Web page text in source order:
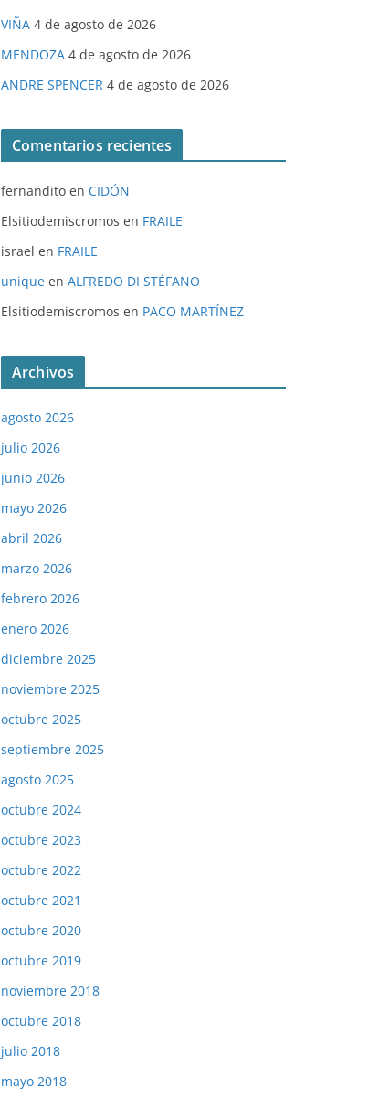
VIÑA 4 de agosto de 2026
MENDOZA 4 de agosto de 2026
ANDRE SPENCER 4 de agosto de 2026
Comentarios recientes
fernandito en CIDÓN
Elsitiodemiscromos en FRAILE
israel en FRAILE
unique en ALFREDO DI STÉFANO
Elsitiodemiscromos en PACO MARTÍNEZ
Archivos
agosto 2026
julio 2026
junio 2026
mayo 2026
abril 2026
marzo 2026
febrero 2026
enero 2026
diciembre 2025
noviembre 2025
octubre 2025
septiembre 2025
agosto 2025
octubre 2024
octubre 2023
octubre 2022
octubre 2021
octubre 2020
octubre 2019
noviembre 2018
octubre 2018
julio 2018
mayo 2018